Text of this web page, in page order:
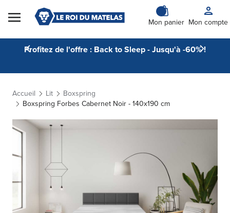
Skip to Content
Mon panier Mon compte
Profitez de l'offre : Back to Sleep - Jusqu'à -60% !
Accueil Lit
Boxspring
Boxspring Forbes Cabernet Noir - 140x190 cm